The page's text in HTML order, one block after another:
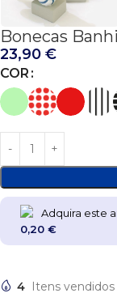
Bonecas
23,90 €
COR
Adquira este
0,20 €
4 Itens